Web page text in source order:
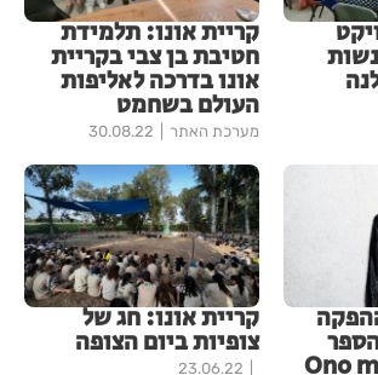
קריית אונו: תלמידת
חטיבת בן צבי בקריית
אונו בדרכה לאליפות
העולם בשחמט
מערכת האתר 30.08.22
קריית אונו: חג של
צופיות ביום הצופה
23.06.22